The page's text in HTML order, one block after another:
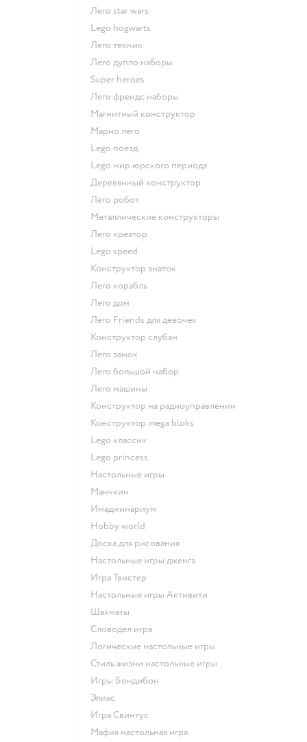
Лего star wars
Lego hogwarts
Лего техник
Лего дупло наборы
Super heroes
Лего френдс наборы
Магнитный конструктор
Марио лего
Lego поезд
Lego мир юрского периода
Деревянный конструктор
Лего робот
Металлические конструкторы
Лего креатор
Lego speed
Конструктор знаток
Лего корабль
Лего дом
Лего Friends для девочек
Конструктор слубан
Лего замок
Лего большой набор
Лего машины
Конструктор на радиоуправлении
Конструктор mega bloks
Lego классик
Lego princess
Настольные игры
Манчкин
Имаджинариум
Hobby world
Доска для рисования
Настольные игры дженга
Игра Твистер
Настольные игры Активити
Шахматы
Словодел игра
Логические настольные игры
Стиль жизни настольные игры
Игры Бондибон
Элиас
Игра Свинтус
Мафия настольная игра